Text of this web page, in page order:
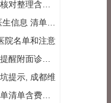
院名单和注意
提示, 成都维